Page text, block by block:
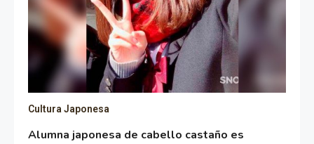
Cultura Japonesa
Alumna japonesa de cabello castaño es